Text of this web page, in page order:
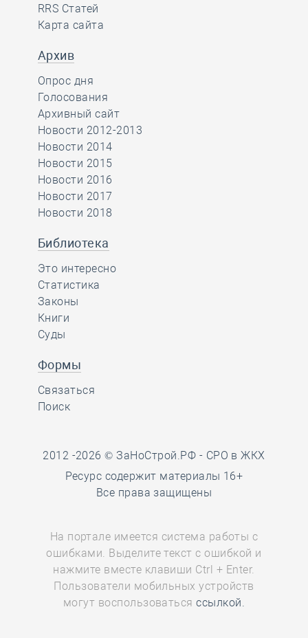
RRS Статей
Карта сайта
Архив
Опрос дня
Голосования
Архивный сайт
Новости 2012-2013
Новости 2014
Новости 2015
Новости 2016
Новости 2017
Новости 2018
Библиотека
Это интересно
Статистика
Законы
Книги
Суды
Формы
Связаться
Поиск
2012 -2026 © ЗаНоСтрой.РФ - СРО в ЖКХ
Ресурс содержит материалы 16+
Все права защищены
На портале имеется система работы с
ошибками. Выделите текст с ошибкой и
нажмите вместе клавиши Ctrl + Enter.
Пользователи мобильных устройств
могут воспользоватьсяссылкой.